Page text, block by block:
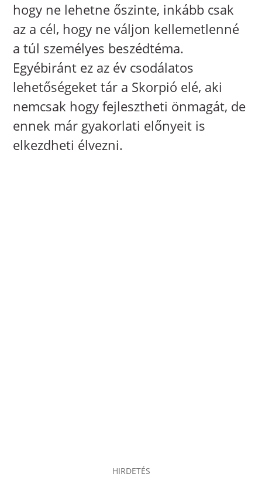
hogy ne lehetne őszinte, inkább csak
az a cél, hogy ne váljon kellemetlenné
a túl személyes beszédtéma.
Egyébiránt ez az év csodálatos
lehetőségeket tár a Skorpió elé, aki
nemcsak hogy fejlesztheti önmagát, de
ennek már gyakorlati előnyeit is
elkezdheti élvezni.
HIRDETÉS